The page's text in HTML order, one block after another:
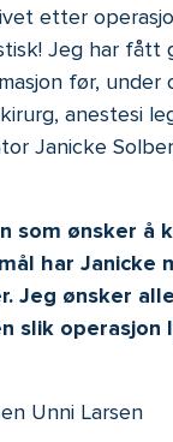
etter
Jeg har fått
før, under
anestesi
Janicke
som ønsker å
har Janicke
Jeg ønsker
slik
Unni Larsen